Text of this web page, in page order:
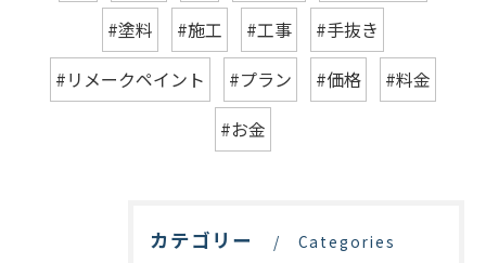
#塗料 #施工 #工事
#手抜き
#リメークペイント
#プラン #価格
#料金
#お金
カテゴリー Categories